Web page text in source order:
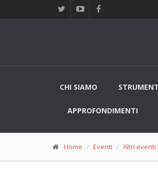
CHI SIAMO
APPROFONDIMENTI
Home Eventi Altri eventi